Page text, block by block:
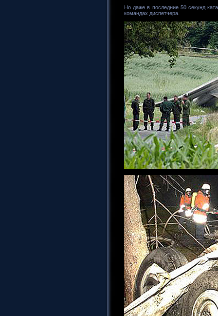
Но даже в последние 50 секунд
командах диспетчера.